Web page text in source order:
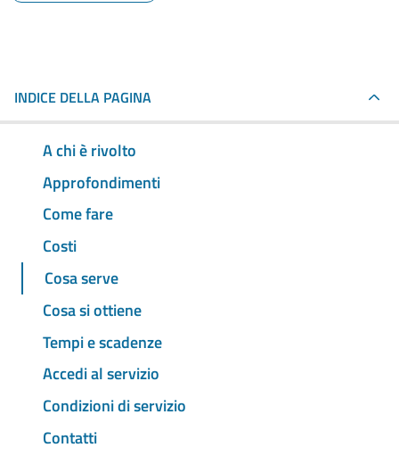
INDICE DELLA PAGINA
A chi è rivolto
Approfondimenti
Come fare
Costi
Cosa serve
Cosa si ottiene
Tempi e scadenze
Accedi al servizio
Condizioni di servizio
Contatti